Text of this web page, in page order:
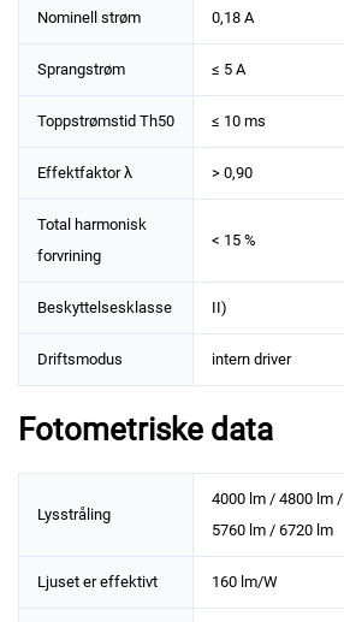
Nominell strøm 0,18 A
Sprangstrøm ≤ 5 A
Toppstrømstid Th50 ≤ 10 ms
Effektfaktor λ > 0,90
Total harmonisk
forvrining
< 15 %
Beskyttelsesklasse II)
Driftsmodus intern driver
Fotometriske data
Lysstråling
4000 lm / 4800 lm /
5760 lm / 6720 lm
Ljuset er effektivt 160 lm/W